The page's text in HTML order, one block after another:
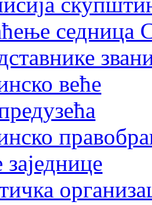
седница
веће